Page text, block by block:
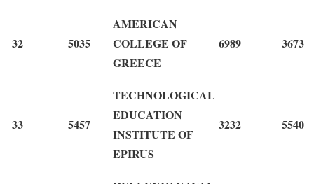
32 5035
AMERICAN
COLLEGE OF
GREECE
6989 3673
33 5457
TECHNOLOGICAL
EDUCATION
INSTITUTE OF
EPIRUS
3232 5540